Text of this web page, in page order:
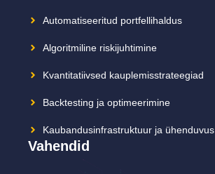
Automatiseeritud portfellihaldus
Algoritmiline riskijuhtimine
Kvantitatiivsed kauplemisstrateegiad
Backtesting ja optimeerimine
Kaubandusinfrastruktuur ja ühenduvus
Vahendid